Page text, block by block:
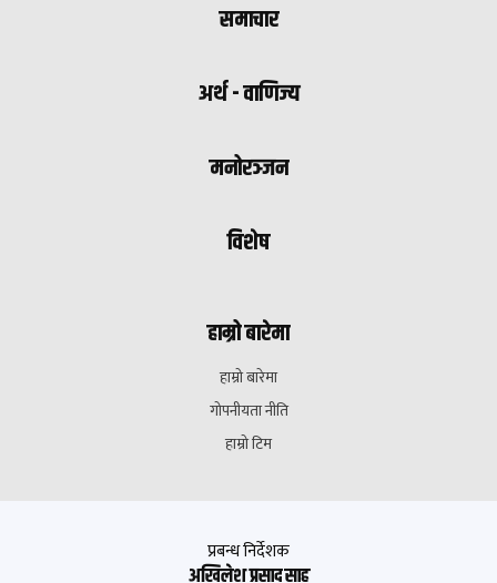
समाचार
अर्थ - वाणिज्य
मनोरञ्जन
विशेष
हाम्रो बारेमा
हाम्रो बारेमा
गोपनीयता नीति
हाम्रो टिम
प्रबन्ध निर्देशक
अखिलेश प्रसाद साह